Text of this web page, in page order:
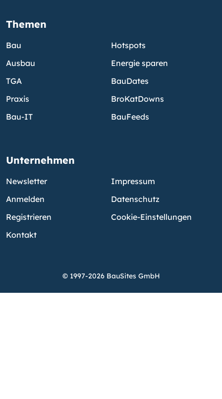
Themen
Bau
Ausbau
TGA
Praxis
Bau-IT
Hotspots
Energie sparen
BauDates
BroKatDowns
BauFeeds
Unternehmen
Newsletter
Anmelden
Registrieren
Kontakt
Impressum
Datenschutz
Cookie-Einstellungen
© 1997-2026 BauSites GmbH